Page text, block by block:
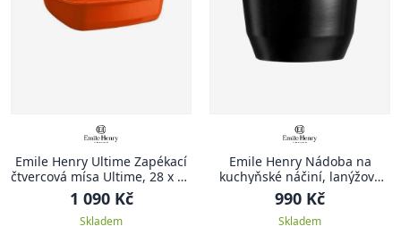
Emile Henry Ultime Zapékací
čtvercová mísa Ultime, 28 x 24
cm, oranžová Toscane
1 090 Kč
Skladem
Emile Henry Nádoba na
kuchyňské náčiní, lanýžová
Truffle
990 Kč
Skladem